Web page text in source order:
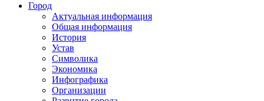
Город
Актуальная информация
Общая информация
История
Устав
Символика
Экономика
Инфографика
Организации